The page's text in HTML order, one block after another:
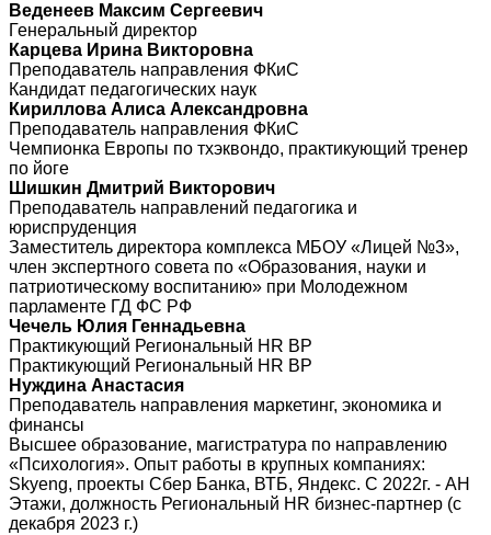
Веденеев Максим Сергеевич
Генеральный директор
Карцева Ирина Викторовна
Преподаватель направления ФКиС
Кандидат педагогических наук
Кириллова Алиса Александровна
Преподаватель направления ФКиС
Чемпионка Европы по тхэквондо, практикующий тренер
по йоге
Шишкин Дмитрий Викторович
Преподаватель направлений педагогика и
юриспруденция
Заместитель директора комплекса МБОУ «Лицей №3»,
член экспертного совета по «Образования, науки и
патриотическому воспитанию» при Молодежном
парламенте ГД ФС РФ
Чечель Юлия Геннадьевна
Практикующий Региональный HR BP
Практикующий Региональный HR BP
Нуждина Анастасия
Преподаватель направления маркетинг, экономика и
финансы
Высшее образование, магистратура по направлению
«Психология». Опыт работы в крупных компаниях:
Skyeng, проекты Сбер Банка, ВТБ, Яндекс. С 2022г. - АН
Этажи, должность Региональный HR бизнес-партнер (с
декабря 2023 г.)